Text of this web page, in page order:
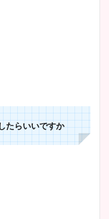
たらいいですか